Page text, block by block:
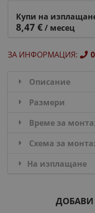
Купи на
8,47 €/ месец
ЗА ИНФОРМАЦИЯ:
Описание
Размери
Време за
Схема за
На изплащане
ДОБАВИ